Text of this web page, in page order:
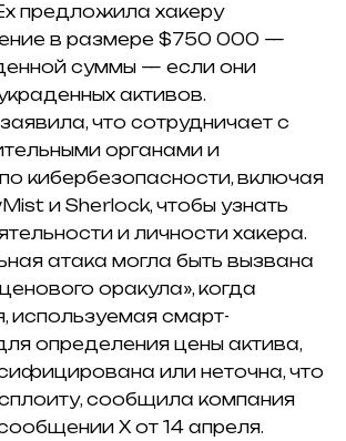
предложила хакеру
в размере $750 000 —
суммы — если они
активов.
что сотрудничает с
органами и
кибербезопасности, включая
и Sherlock, чтобы узнать
и личности хакера.
атака могла быть вызвана
оракула», когда
смарт-
определения цены актива,
или неточна, что
сообщила компания
X от 14 апреля.